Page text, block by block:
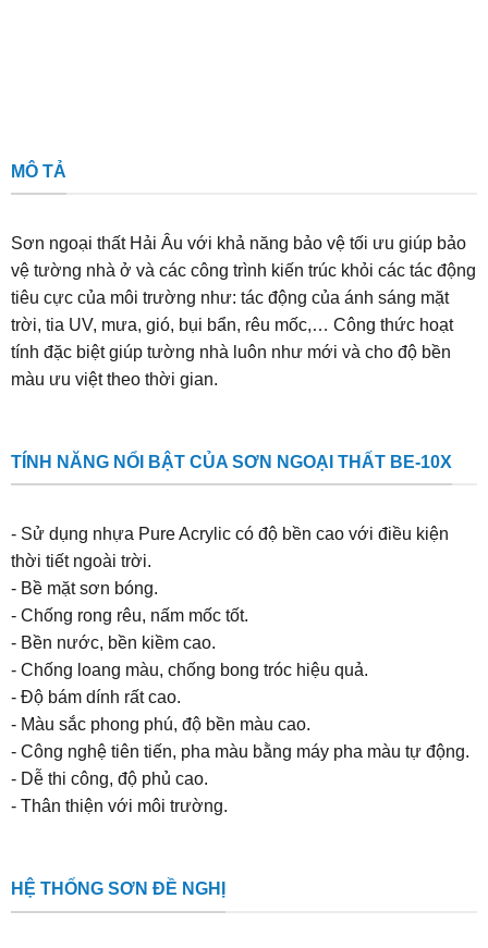
MÔ TẢ
Sơn ngoại thất Hải Âu với khả năng bảo vệ tối ưu giúp bảo
vệ tường nhà ở và các công trình kiến trúc khỏi các tác động
tiêu cực của môi trường như: tác động của ánh sáng mặt
trời, tia UV, mưa, gió, bụi bẩn, rêu mốc,… Công thức hoạt
tính đặc biệt giúp tường nhà luôn như mới và cho độ bền
màu ưu việt theo thời gian.
TÍNH NĂNG NỔI BẬT CỦA SƠN NGOẠI THẤT BE-10X
- Sử dụng nhựa Pure Acrylic có độ bền cao với điều kiện
thời tiết ngoài trời.
- Bề mặt sơn bóng.
- Chống rong rêu, nấm mốc tốt.
- Bền nước, bền kiềm cao.
- Chống loang màu, chống bong tróc hiệu quả.
- Độ bám dính rất cao.
- Màu sắc phong phú, độ bền màu cao.
- Công nghệ tiên tiến, pha màu bằng máy pha màu tự động.
- Dễ thi công, độ phủ cao.
- Thân thiện với môi trường.
HỆ THỐNG SƠN ĐỀ NGHỊ